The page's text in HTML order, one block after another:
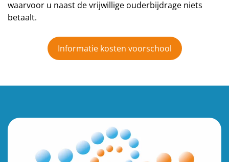
waarvoor u naast de vrijwillige ouderbijdrage niets
betaalt.
Informatie kosten voorschool